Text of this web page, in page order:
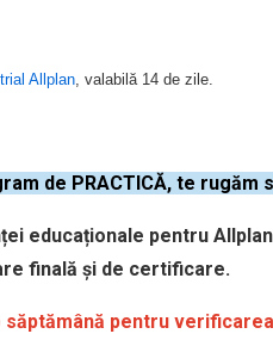
Allplan, valabilă 14 de zile.
de PRACTICĂ, te rugăm
educaționale pentru
finală și de certificare.
săptămână pentru